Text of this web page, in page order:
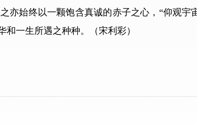
亦始终以一颗饱含真诚的赤子之心，“仰观宇
一生所遇之种种。（宋利彩）